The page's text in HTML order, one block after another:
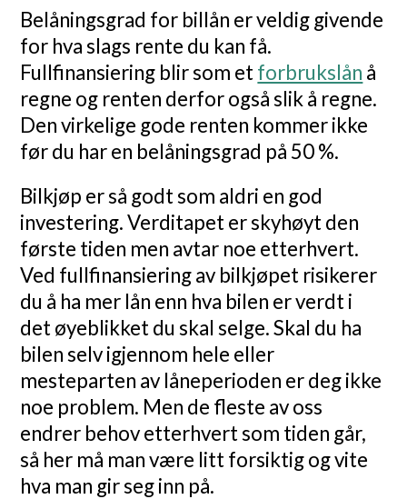
Belåningsgrad for billån er veldig givende
for hva slags rente du kan få.
Fullfinansiering blir som etforbrukslån å
regne og renten derfor også slik å regne.
Den virkelige gode renten kommer ikke
før du har en belåningsgrad på 50 %.
Bilkjøp er så godt som aldri en god
investering. Verditapet er skyhøyt den
første tiden men avtar noe etterhvert.
Ved fullfinansiering av bilkjøpet risikerer
du å ha mer lån enn hva bilen er verdt i
det øyeblikket du skal selge. Skal du ha
bilen selv igjennom hele eller
mesteparten av låneperioden er deg ikke
noe problem. Men de fleste av oss
endrer behov etterhvert som tiden går,
så her må man være litt forsiktig og vite
hva man gir seg inn på.